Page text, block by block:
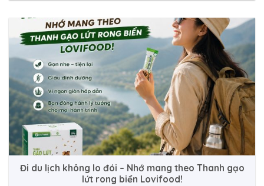
Đi du lịch không lo đói – Nhớ mang theo Thanh gạo
lứt rong biển Lovifood!